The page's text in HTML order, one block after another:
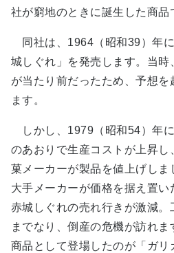
社が窮地のときに誕生した商品
同社は、1964（昭和39）年
城しぐれ」を発売します。当
が当たり前だったため、予想を
ます。
しかし、1979（昭和54）年
のあおりで生産コストが上昇
菓メーカーが製品を値上げし
大手メーカーが価格を据え置い
赤城しぐれの売れ行きが激減。
までなり、倒産の危機が訪れ
商品として登場したのが「ガリ